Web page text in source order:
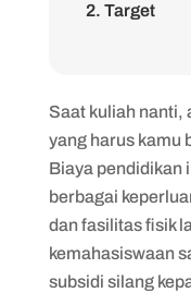
2. Target
Saat kuliah nanti,
yang harus kamu
Biaya pendidikan
berbagai
dan fasilitas fisik
kemahasiswaan
subsidi silang